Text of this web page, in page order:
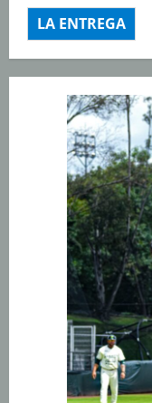
LA ENTREGA